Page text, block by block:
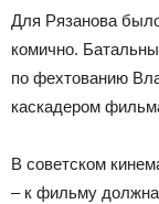
Для Рязанова
комично.
по фехтованию
каскадером
В советском
– к фильму должна